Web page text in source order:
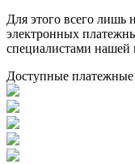
Для этого всего лишь
электронных
специалистами нашей
Доступные